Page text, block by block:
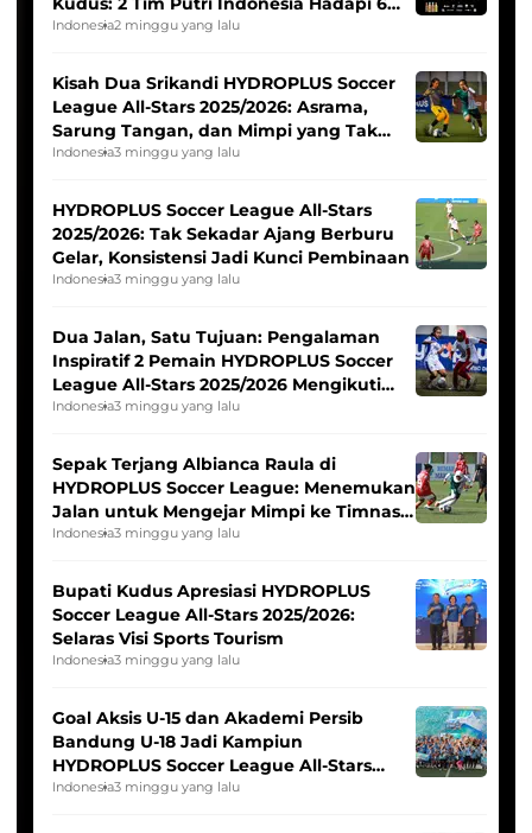
Tim Asia
Indonesia2 minggu yang lalu
Kisah Dua Srikandi HYDROPLUS Soccer
League All-Stars 2025/2026: Asrama,
Sarung Tangan, dan Mimpi yang Tak
Pernah Padam
Indonesia3 minggu yang lalu
HYDROPLUS Soccer League All-Stars
2025/2026: Tak Sekadar Ajang Berburu
Gelar, Konsistensi Jadi Kunci Pembinaan
Indonesia3 minggu yang lalu
Dua Jalan, Satu Tujuan: Pengalaman
Inspiratif 2 Pemain HYDROPLUS Soccer
League All-Stars 2025/2026 Mengikuti
Seleksi Timnas Indonesia Putri
Indonesia3 minggu yang lalu
Sepak Terjang Albianca Raula di
HYDROPLUS Soccer League: Menemukan
Jalan untuk Mengejar Mimpi ke Timnas
Indonesia Putri
Indonesia3 minggu yang lalu
Bupati Kudus Apresiasi HYDROPLUS
Soccer League All-Stars 2025/2026:
Selaras Visi Sports Tourism
Indonesia3 minggu yang lalu
Goal Aksis U-15 dan Akademi Persib
Bandung U-18 Jadi Kampiun
HYDROPLUS Soccer League All-Stars
2025/2026
Indonesia3 minggu yang lalu